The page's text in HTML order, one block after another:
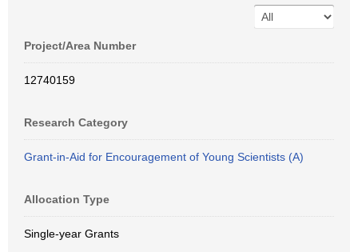
Project/Area Number
12740159
Research Category
Grant-in-Aid for Encouragement of Young Scientists (A)
Allocation Type
Single-year Grants